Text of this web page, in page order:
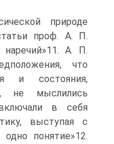
природе
проф. А. П.
А. П.
что
и состояния,
не мыслились
в себя
выступая с
понятие»12.